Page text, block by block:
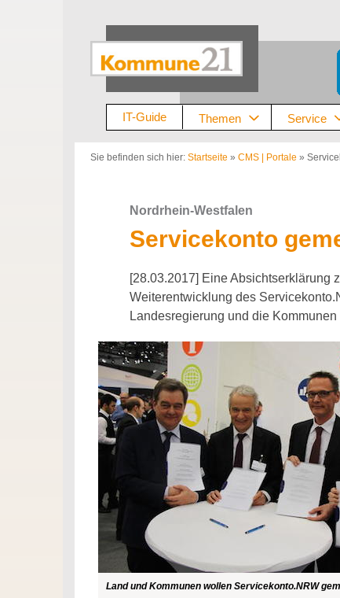
IT-Guide Themen Service
Sie befinden sich hier: Startseite » CMS | Portale »
Nordrhein-Westfalen
Servicekonto
[28.03.2017] Eine Absichtserklärung
Weiterentwicklung des
Landesregierung und die
Land und Kommunen wollen Servicekonto.NRW